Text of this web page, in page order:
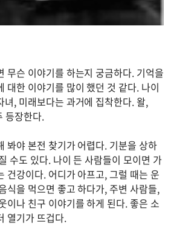
무슨 이야기를 하는지 궁금하다. 기억을
대한 이야기를 많이 했던 것 같다. 나이
녀, 미래보다는 과거에 집착한다. 왈,
등장한다.
봐야 본전 찾기가 어렵다. 기분을 상하
수도 있다. 나이 든 사람들이 모이면 가
건강이다. 어디가 아프고, 그럴 때는 운
식을 먹으면 좋고 하다가, 주변 사람들,
이나 친구 이야기를 하게 된다. 좋은 소
열기가 뜨겁다.